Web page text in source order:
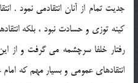
جديت تمام از آنان انتقادمي نمود .
كينه توزي و حسادت نبود ، بلكه
رفتار خلفا سرچشمه مي گرفت و از
انتقادهاي عمومي و بسيار مهم كه